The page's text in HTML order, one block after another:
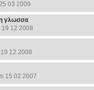
03 2009
γλωσσα
12 2008
12 2008
15 02 2007